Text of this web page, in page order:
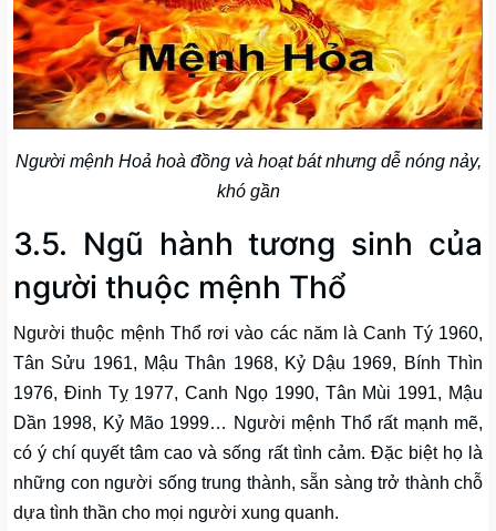
Người mệnh Hoả hoà đồng và hoạt bát nhưng dễ nóng nảy,
khó gần
3.5. Ngũ hành tương sinh của
người thuộc mệnh Thổ
Người thuộc mệnh Thổ rơi vào các năm là Canh Tý 1960,
Tân Sửu 1961, Mậu Thân 1968, Kỷ Dậu 1969, Bính Thìn
1976, Đinh Tỵ 1977, Canh Ngọ 1990, Tân Mùi 1991, Mậu
Dần 1998, Kỷ Mão 1999… Người mệnh Thổ rất mạnh mẽ,
có ý chí quyết tâm cao và sống rất tình cảm. Đặc biệt họ là
những con người sống trung thành, sẵn sàng trở thành chỗ
dựa tình thần cho mọi người xung quanh.